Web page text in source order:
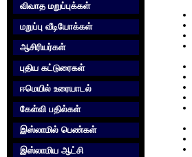
விவாத மறுப்புக்கள்
மறுப்பு வீடியோக்கள்
ஆசிரியர்கள்
புதிய கட்டுரைகள்
ஈமெயில் உரையாடல்
கேள்வி பதில்கள்
இஸ்லாமில் பெண்கள்
இஸ்லாமிய ஆட்சி